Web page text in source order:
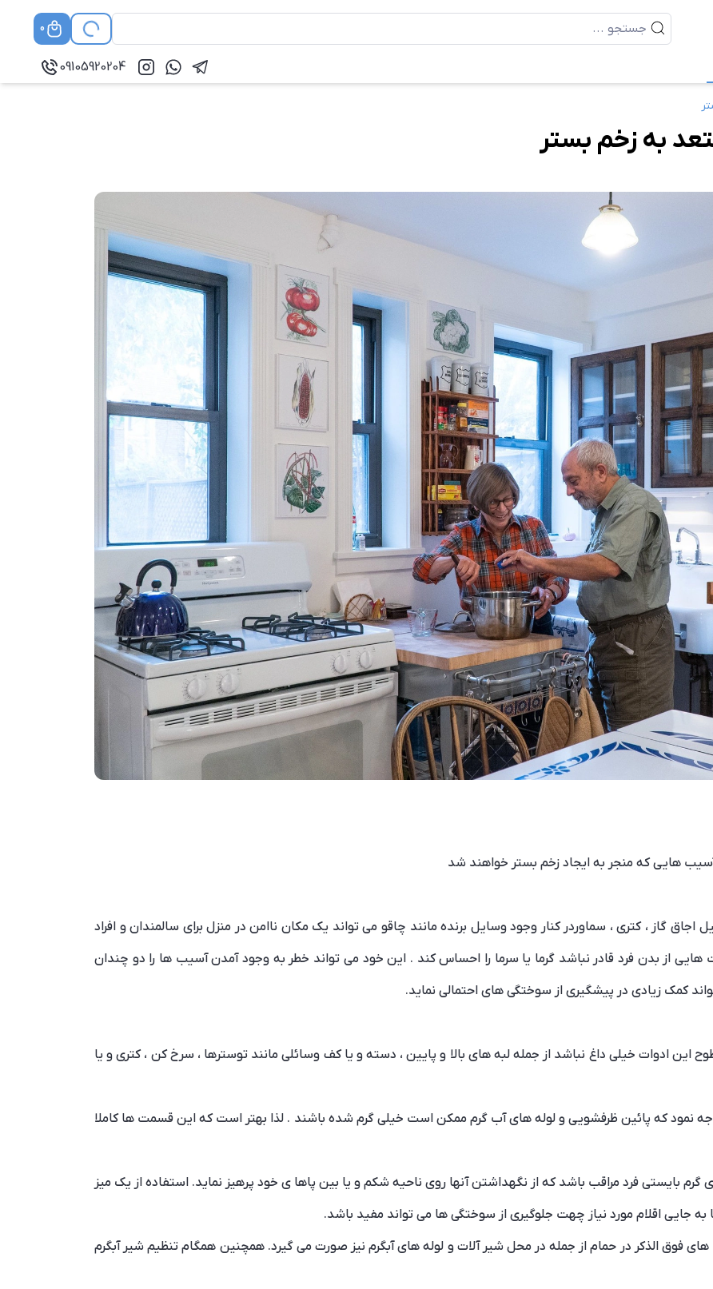
0
09105920204
به زخم بستر
هایی که منجر به ایجاد زخم بستر خواهند شد
اجاق گاز ، کتری ، سماوردر کنار وجود وسایل برنده مانند چاقو می تواند یک مکان ناامن در منزل برای سالمندان و افراد
از بدن فرد قادر نباشد گرما یا سرما را احساس کند . این خود می تواند خطر به وجود آمدن آسیب ها را دو چندان
کمک زیادی در پیشگیری از سوختگی های احتمالی نماید.
این ادوات خیلی داغ نباشد از جمله لبه های بالا و پایین ، دسته و یا کف وسائلی مانند توسترها ، سرخ کن ، کتری و یا
نمود که پائین ظرفشویی و لوله های آب گرم ممکن است خیلی گرم شده باشند . لذا بهتر است که این قسمت ها کاملا
بایستی فرد مراقب باشد که از نگهداشتن آنها روی ناحیه شکم و یا بین پاها ی خود پرهیز نماید. استفاده از یک میز
جایی اقلام مورد نیاز چهت جلوگیری از سوختگی ها می تواند مفید باشد.
فوق الذکر در حمام از جمله در محل شیر آلات و لوله های آبگرم نیز صورت می گیرد. همچنین همگام تنظیم شیر آبگرم